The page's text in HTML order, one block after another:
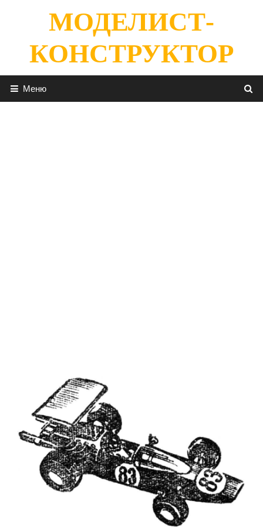
содержимомуМОДЕЛИСТ-
КОНСТРУКТОР
Меню